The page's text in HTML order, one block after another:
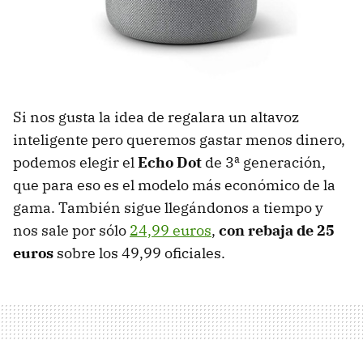
Si nos gusta la idea de regalara un altavoz
inteligente pero queremos gastar menos dinero,
podemos elegir elEcho Dot de 3ª generación,
que para eso es el modelo más económico de la
gama. También sigue llegándonos a tiempo y
nos sale por sólo 24,99 euros, con rebaja de 25
euros sobre los 49,99 oficiales.